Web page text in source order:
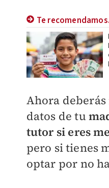
Te
Ahora
datos de tu
tutor si eres
pero si tienes
optar por no